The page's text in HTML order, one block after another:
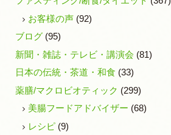
お客様の声 (92)
ブログ(95)
新聞・雑誌・テレビ・講演会 (81)
日本の伝統・茶道・和食 (33)
薬膳/マクロビオティック (299)
美腸フードアドバイザー (68)
レシピ (9)